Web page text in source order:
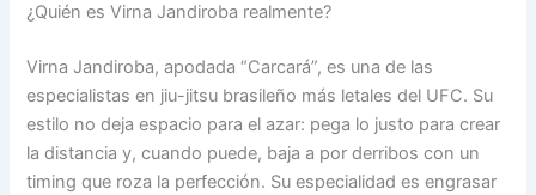
¿Quién es Virna Jandiroba realmente?
Virna Jandiroba, apodada “Carcará”, es una de las
especialistas en jiu-jitsu brasileño más letales del UFC. Su
estilo no deja espacio para el azar: pega lo justo para crear
la distancia y, cuando puede, baja a por derribos con un
timing que roza la perfección. Su especialidad es engrasar